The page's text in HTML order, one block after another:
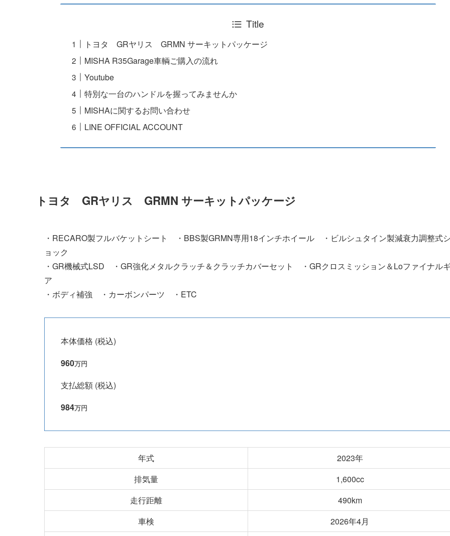
Title
トヨタ GRヤリス GRMN サーキットパッケージ
MISHA R35Garage車輌ご購入の流れ
Youtube
特別な一台のハンドルを握ってみませんか
MISHAに関するお問い合わせ
LINE OFFICIAL ACCOUNT
トヨタ GRヤリス GRMN サーキットパッケージ
・RECARO製フルバケットシート ・BBS製GRMN専用18インチホイール ・ビルシュタイン製減衰力調整式
ョック
・GR機械式LSD ・GR強化メタルクラッチ＆クラッチカバーセット ・GRクロスミッション＆Loファイナル
ア
・ボディ補強 ・カーボンパーツ ・ETC
本体価格 (税込)
960万円
支払総額 (税込)
984万円
年式
2023年
排気量
1,600cc
走行距離
490km
車検
2026年4月